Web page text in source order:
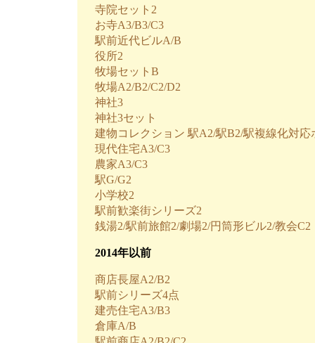
寺院セット2
お寺A3/B3/C3
駅前近代ビルA/B
役所2
牧場セットB
牧場A2/B2/C2/D2
神社3
神社3セット
建物コレクション 駅A2/駅B2/駅複線化対応
現代住宅A3/C3
農家A3/C3
駅G/G2
小学校2
駅前歓楽街シリーズ2
銭湯2/駅前旅館2/劇場2/円筒形ビル2/教会C2
2014年以前
商店長屋A2/B2
駅前シリーズ4点
建売住宅A3/B3
倉庫A/B